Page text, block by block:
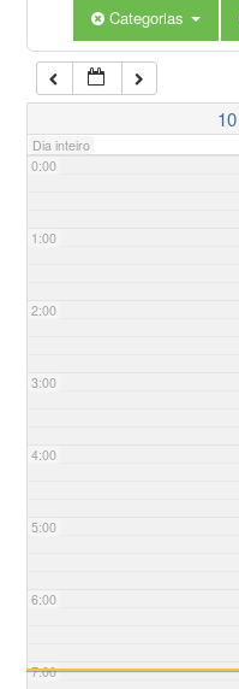
Categorias
10
Dia inteiro
0:00
1:00
2:00
3:00
4:00
5:00
6:00
7:00